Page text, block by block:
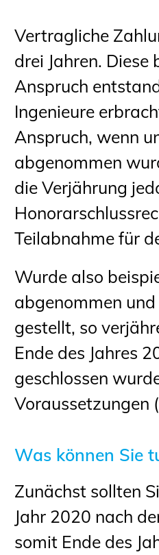
Büronachfolge
Vertragliche
drei Jahren. Diese
Anspruch
Ingenieure
Anspruch, wenn
abgenommen
die Verjährung
Teilabnahme für
Wurde also
abgenommen
gestellt, so
Ende des Jahres
geschlossen
Voraussetzungen
Was können Sie
Zunächst sollten
Jahr 2020 nach
somit Ende des